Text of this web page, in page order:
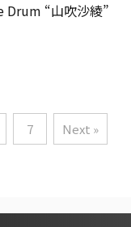
Drum “山吹沙綾”
7 Next »